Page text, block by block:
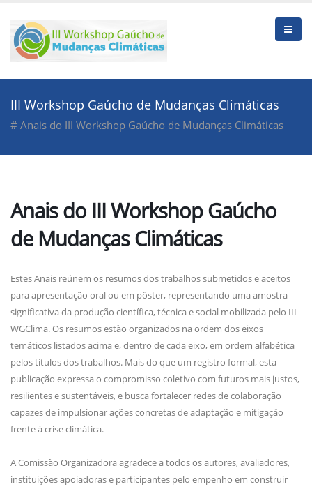
III Workshop Gaúcho de Mudanças Climáticas
# Anais do III Workshop Gaúcho de Mudanças Climáticas
Anais do III Workshop Gaúcho
de Mudanças Climáticas
Estes Anais reúnem os resumos dos trabalhos submetidos e aceitos
para apresentação oral ou em pôster, representando uma amostra
significativa da produção científica, técnica e social mobilizada pelo III
WGClima. Os resumos estão organizados na ordem dos eixos
temáticos listados acima e, dentro de cada eixo, em ordem alfabética
pelos títulos dos trabalhos. Mais do que um registro formal, esta
publicação expressa o compromisso coletivo com futuros mais justos,
resilientes e sustentáveis, e busca fortalecer redes de colaboração
capazes de impulsionar ações concretas de adaptação e mitigação
frente à crise climática.
A Comissão Organizadora agradece a todos os autores, avaliadores,
instituições apoiadoras e participantes pelo empenho em construir